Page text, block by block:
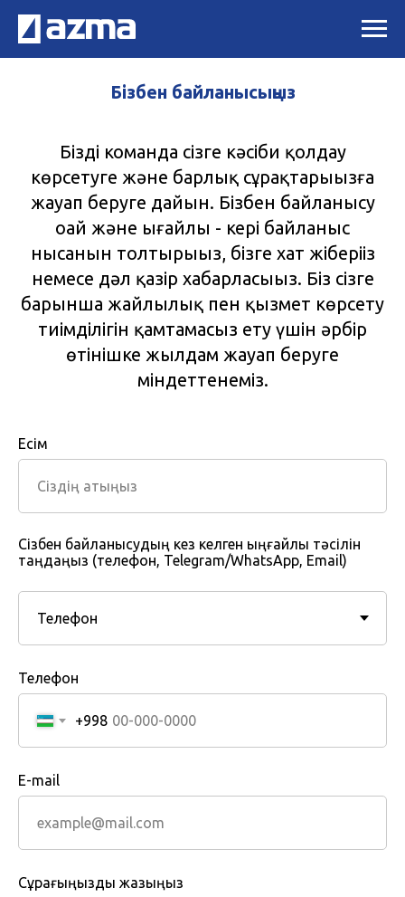
Бізбен байланысыңыз
Біздің команда сізге кәсіби қолдау
көрсетуге және барлық сұрақтарыңызға
жауап беруге дайын. Бізбен байланысу
оңай және ыңғайлы - кері байланыс
нысанын толтырыңыз, бізге хат жіберіңіз
немесе дәл қазір хабарласыңыз. Біз сізге
барынша жайлылық пен қызмет көрсету
тиімділігін қамтамасыз ету үшін әрбір
өтінішке жылдам жауап беруге
міндеттенеміз.
Есім
Сізбен байланысудың кез келген ыңғайлы тәсілін
таңдаңыз (телефон, Telegram/WhatsApp, Email)
Телефон
+998
E-mail
Сұрағыңызды жазыңыз